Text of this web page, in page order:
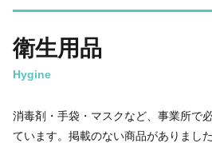
衛生用品
Hygine
消毒剤・手袋・マスクなど、事業所で
ています。掲載のない商品がありまし